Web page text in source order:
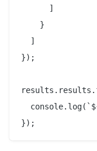
      ]
    }
  ]
});